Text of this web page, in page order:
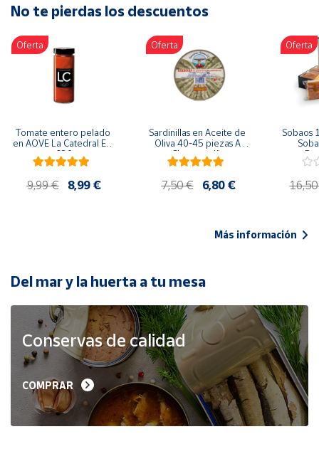
Artesanía
Oficina y
Papelería
Para Canarias,
Ceuta y Melilla
populares
Bono
Cultural
de Correos
Market
Productos
Solidarios
Ayuda
No te pierdas los descuentos
Oferta
Tomate entero pelado
en AOVE La Catedral ER-
630
9,99 € 8,99 €
Oferta
Sardinillas en Aceite de
Oliva 40-45 piezas A
Churrusquiña
7,50 € 6,80 €
Oferta
Sobaos
Más información
Del mar y la huerta a tu mesa
Conservas de calidad
COMPRAR